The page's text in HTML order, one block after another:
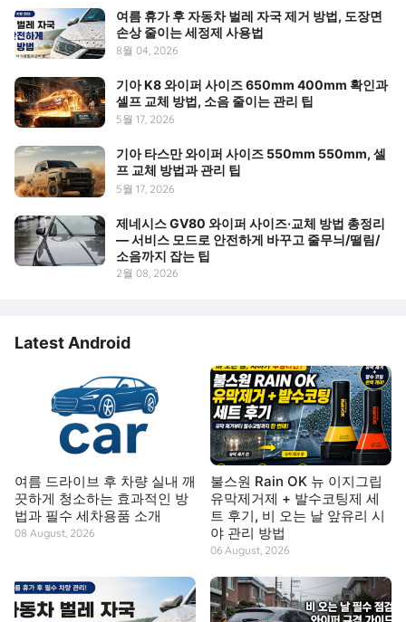
여름 휴가 후 자동차 벌레 자국 제거 방법, 도장면
손상 줄이는 세정제 사용법
8월 04, 2026
기아 K8 와이퍼 사이즈 650mm 400mm 확인과
셀프 교체 방법, 소음 줄이는 관리 팁
5월 17, 2026
기아 타스만 와이퍼 사이즈 550mm 550mm, 셀
프 교체 방법과 관리 팁
5월 17, 2026
제네시스 GV80 와이퍼 사이즈·교체 방법 총정리
— 서비스 모드로 안전하게 바꾸고 줄무늬/떨림/
소음까지 잡는 팁
2월 08, 2026
Latest Android
여름 드라이브 후 차량 실내 깨
끗하게 청소하는 효과적인 방
법과 필수 세차용품 소개
08 August, 2026
불스원 Rain OK 뉴 이지그립
유막제거제 + 발수코팅제 세
트 후기, 비 오는 날 앞유리 시
야 관리 방법
06 August, 2026